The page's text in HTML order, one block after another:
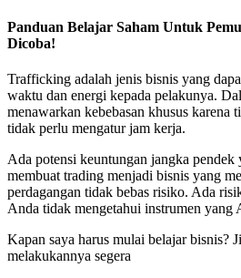
Panduan Belajar Saham Untuk
Dicoba!
Trafficking adalah jenis bisnis yang
waktu dan energi kepada pelakunya.
menawarkan kebebasan khusus karena
tidak perlu mengatur jam kerja.
Ada potensi keuntungan jangka
membuat trading menjadi bisnis yang
perdagangan tidak bebas risiko. Ada
Anda tidak mengetahui instrumen yang
Kapan saya harus mulai belajar bisnis?
melakukannya segera